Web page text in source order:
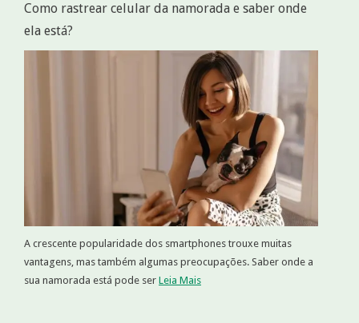
Como rastrear celular da namorada e saber onde
ela está?
A crescente popularidade dos smartphones trouxe muitas
vantagens, mas também algumas preocupações. Saber onde a
sua namorada está pode ser Leia Mais